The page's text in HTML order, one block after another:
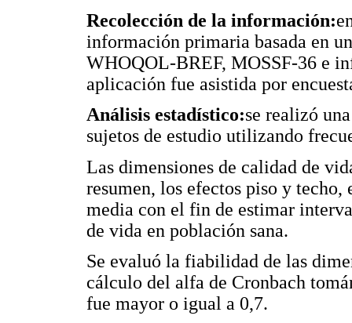
Recolección de la información:
información primaria basada en
WHOQOL-BREF, MOSSF-36 e
aplicación fue asistida por
Análisis estadístico:se realizó
sujetos de estudio utilizando
Las dimensiones de calidad de
resumen, los efectos piso y
media con el fin de estimar
de vida en población sana.
Se evaluó la fiabilidad de las
cálculo del alfa de Cronbach
fue mayor o igual a 0,7.